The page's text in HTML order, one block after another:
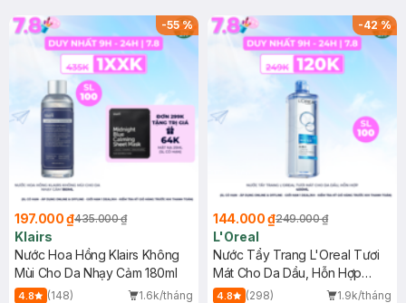
-55%
197.000 ₫435.000 ₫
Klairs
Nước Hoa Hồng Klairs Không
Mùi Cho Da Nhạy Cảm 180ml
4.8 (148)
1.6k/tháng
-42%
144.000 ₫249.000 ₫
L'Oreal
Nước Tẩy Trang L'Oreal Tươi
Mát Cho Da Dầu, Hỗn Hợp
400ml
4.8 (298)
1.9k/tháng